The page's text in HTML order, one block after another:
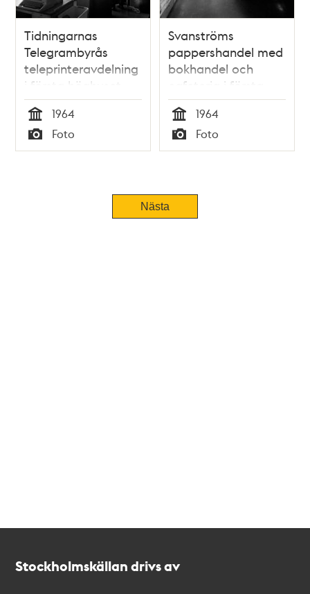
Tidningarnas
Telegrambyrås
teleprinteravdelning
i första höghuset
Tid
1964
Typ
Foto
Svanströms
pappershandel med
bokhandel och
cafeteria i första
höghuset
Tid
1964
Typ
Foto
Nästa
Stockholmskällan drivs av